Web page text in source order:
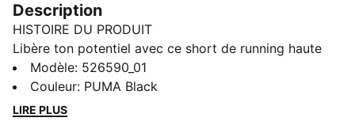
Description
HISTOIRE DU PRODUIT
Libère ton potentiel avec ce short de running haute
performance. Ce modèle adopte une conception
ergonomique pour t’offrir une liberté de mouvement
totale. La technologie dryCELL te garde au sec, et il y
Modèle: 526590_01
Couleur: PUMA Black
LIRE PLUS